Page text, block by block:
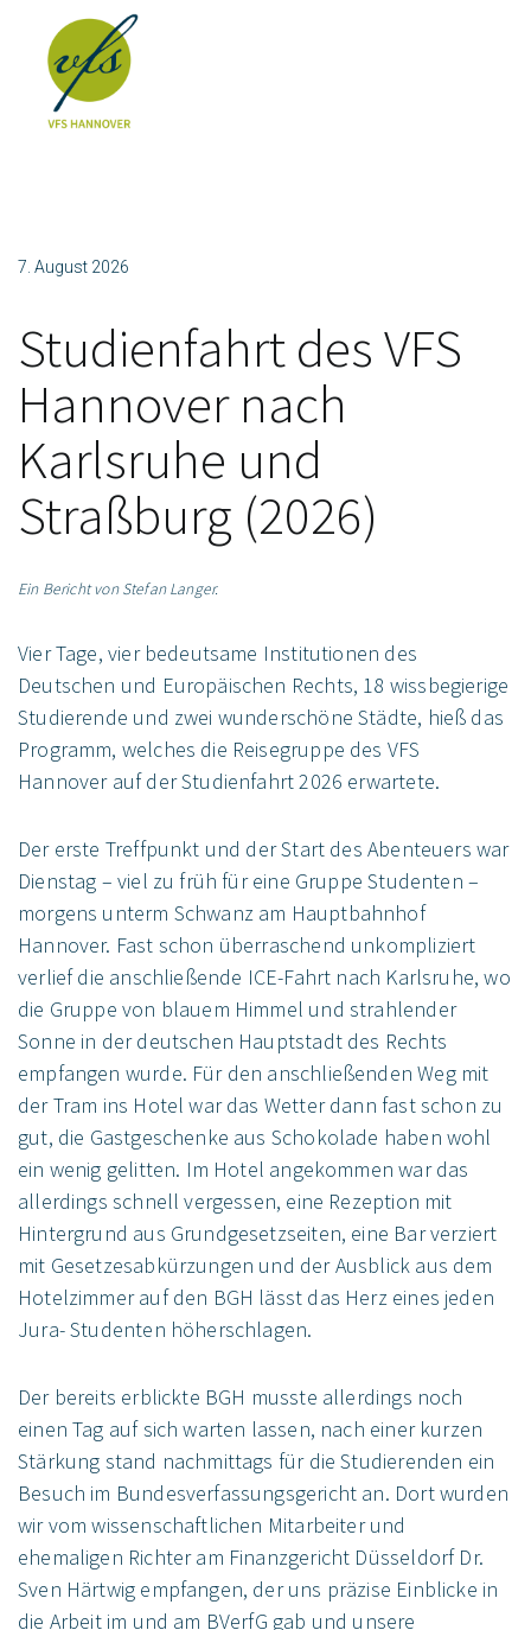
7. August 2026
Studienfahrt des VFS
Hannover nach
Karlsruhe und
Straßburg (2026)
Ein Bericht von Stefan Langer.
Vier Tage, vier bedeutsame Institutionen des
Deutschen und Europäischen Rechts, 18 wissbegierige
Studierende und zwei wunderschöne Städte, hieß das
Programm, welches die Reisegruppe des VFS
Hannover auf der Studienfahrt 2026 erwartete.
Der erste Treffpunkt und der Start des Abenteuers war
Dienstag – viel zu früh für eine Gruppe Studenten –
morgens unterm Schwanz am Hauptbahnhof
Hannover. Fast schon überraschend unkompliziert
verlief die anschließende ICE-Fahrt nach Karlsruhe, wo
die Gruppe von blauem Himmel und strahlender
Sonne in der deutschen Hauptstadt des Rechts
empfangen wurde. Für den anschließenden Weg mit
der Tram ins Hotel war das Wetter dann fast schon zu
gut, die Gastgeschenke aus Schokolade haben wohl
ein wenig gelitten. Im Hotel angekommen war das
allerdings schnell vergessen, eine Rezeption mit
Hintergrund aus Grundgesetzseiten, eine Bar verziert
mit Gesetzesabkürzungen und der Ausblick aus dem
Hotelzimmer auf den BGH lässt das Herz eines jeden
Jura- Studenten höherschlagen.
Der bereits erblickte BGH musste allerdings noch
einen Tag auf sich warten lassen, nach einer kurzen
Stärkung stand nachmittags für die Studierenden ein
Besuch im Bundesverfassungsgericht an. Dort wurden
wir vom wissenschaftlichen Mitarbeiter und
ehemaligen Richter am Finanzgericht Düsseldorf Dr.
Sven Härtwig empfangen, der uns präzise Einblicke in
die Arbeit im und am BVerfG gab und unsere